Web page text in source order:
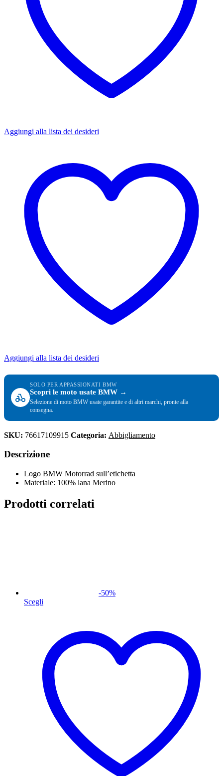
Aggiungi alla lista dei desideri
Aggiungi alla lista dei desideri
SOLO PER APPASSIONATI BMW
Scopri le moto usate BMW →
Selezione di moto BMW usate garantite e di altri marchi, pronte alla
consegna.
SKU: 76617109915 Categoria: Abbigliamento
Descrizione
Logo BMW Motorrad sull’etichetta
Materiale: 100% lana Merino
Prodotti correlati
-50%
Scegli